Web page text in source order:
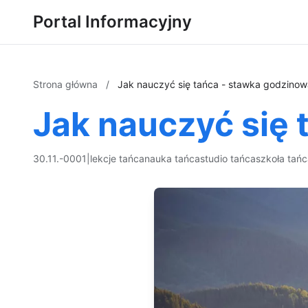
Portal Informacyjny
Strona główna / Jak nauczyć się tańca - stawka
Jak nauczyć się
30.11.-0001 lekcje tańcanauka tańcastudio tańcaszkoła